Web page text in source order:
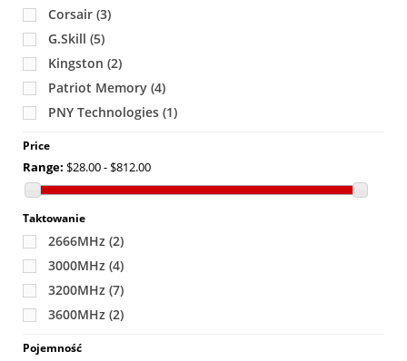
Corsair (3)
G.Skill (5)
Kingston (2)
Patriot Memory (4)
PNY Technologies (1)
Price
Range: $28.00 - $812.00
Taktowanie
2666MHz (2)
3000MHz (4)
3200MHz (7)
3600MHz (2)
Pojemność